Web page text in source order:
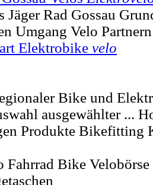
Jäger Rad Gossau
Umgang Velo
Elektrobike velo
Bike und
ausgewählter ...
Produkte Bikefitting
Fahrrad Bike